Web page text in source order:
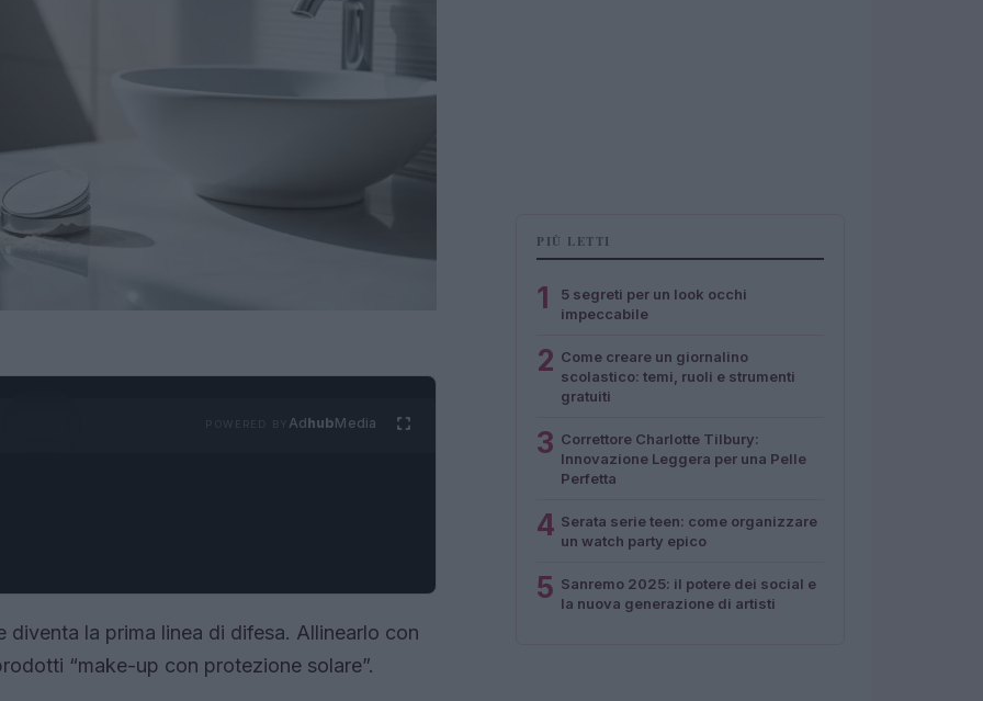
AdhubMedia
diventa la prima linea di difesa. Allinearlo con
“make-up con protezione solare”.
PIÙ LETTI
1
5 segreti per un look occhi
impeccabile
2 Come creare un giornalino
scolastico: temi, ruoli e strumenti
gratuiti
3 Correttore Charlotte Tilbury:
Innovazione Leggera per una Pelle
Perfetta
4 Serata serie teen: come organizzare
un watch party epico
5 Sanremo 2025: il potere dei social e
la nuova generazione di artisti